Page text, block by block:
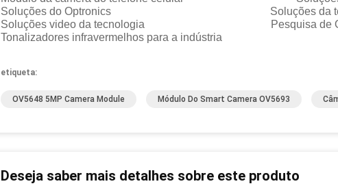
Soluções do Optronics Soluções da
Soluções video da tecnologia Pesquisa de
Tonalizadores infravermelhos para a indústria
etiqueta:
OV5648 5MP Camera Module Módulo Do Smart Camera OV5693
Deseja saber mais detalhes sobre este produto